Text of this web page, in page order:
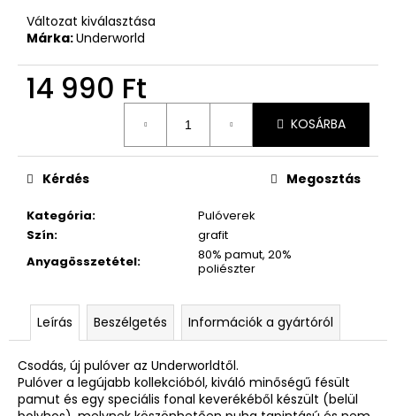
Változat kiválasztása
Márka:Underworld
14 990 Ft
KOSÁRBA
Kategória:
Pulóverek
Szín:
grafit
Anyagösszetétel:
80% pamut, 20%
poliészter
Kérdés Megosztás
Leírás Beszélgetés Információk a gyártóról
Csodás, új pulóver az Underworldtől.
Pulóver a legújabb kollekcióból, kiváló minőségű fésült
pamut és egy speciális fonal keverékéből készült (belül